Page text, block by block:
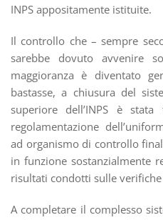
INPS appositamente istituite.
Il controllo che – sempre
sarebbe dovuto avvenire
maggioranza è diventato
bastasse, a chiusura del
superiore dell’INPS è
regolamentazione
ad organismo di controllo
in funzione sostanzialmente
risultati condotti sulle
A completare il complesso